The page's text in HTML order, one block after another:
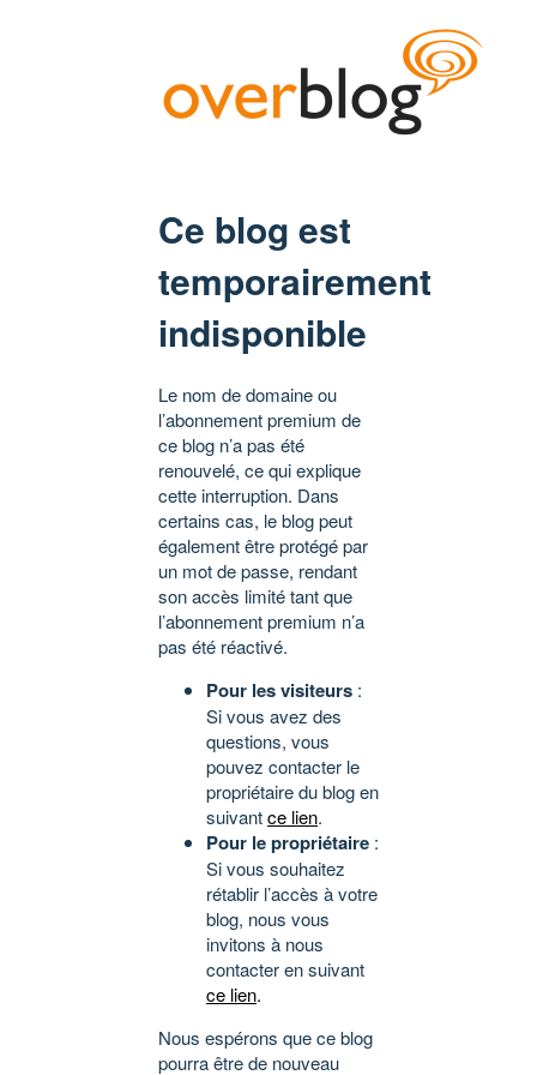
Ce blog est
temporairement
indisponible
Le nom de domaine ou
l’abonnement premium de
ce blog n’a pas été
renouvelé, ce qui explique
cette interruption. Dans
certains cas, le blog peut
également être protégé par
un mot de passe, rendant
son accès limité tant que
l’abonnement premium n’a
pas été réactivé.
Pour les visiteurs :
Si vous avez des
questions, vous
pouvez contacter le
propriétaire du blog en
suivantce lien.
Pour le propriétaire :
Si vous souhaitez
rétablir l’accès à votre
blog, nous vous
invitons à nous
contacter en suivant
ce lien.
Nous espérons que ce blog
pourra être de nouveau